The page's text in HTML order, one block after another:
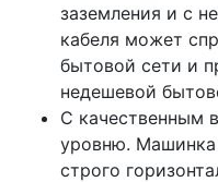
заземления и с
кабеля может
бытовой сети и
недешевой
С качественным
уровню.
строго